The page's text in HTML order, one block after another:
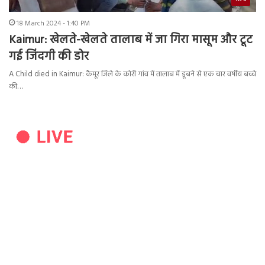
18 March 2024 - 1:40 PM
Kaimur: खेलते-खेलते तालाब में जा गिरा मासूम और टूट
गई जिंदगी की डोर
A Child died in Kaimur: कैमूर जिले के कोरी गांव में तालाब में डूबने से एक चार वर्षीय बच्चे
की…